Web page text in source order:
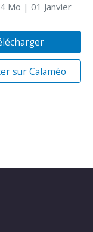
Mo | 01 Janvier
sur Calaméo